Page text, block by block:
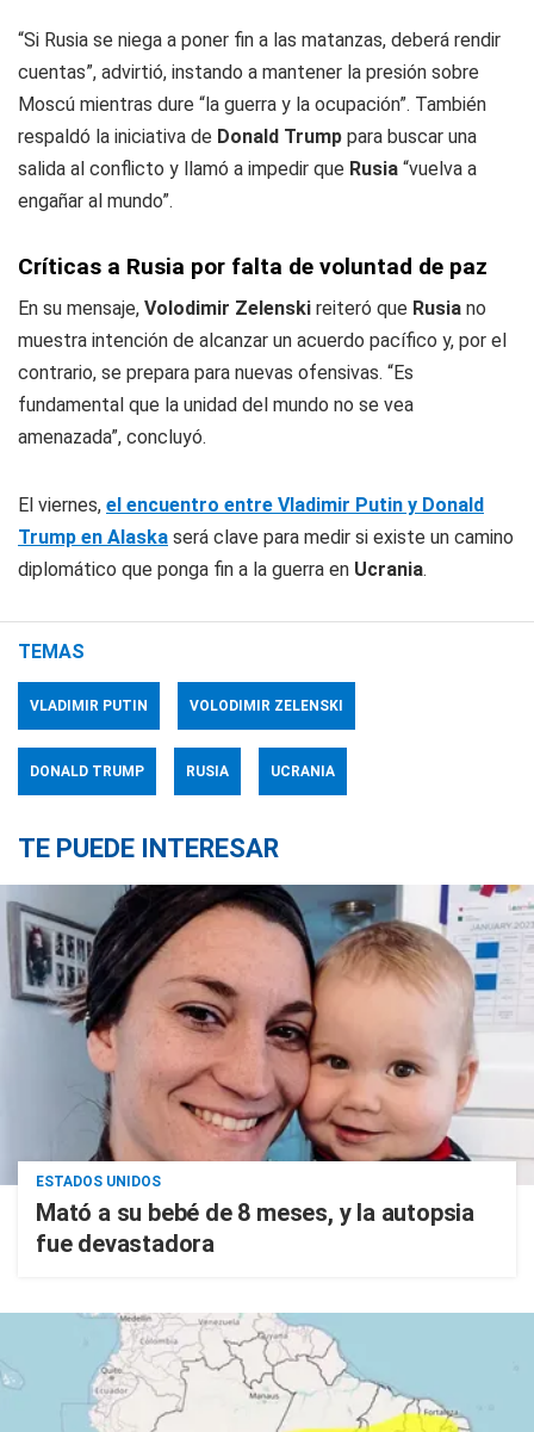
“Si Rusia se niega a poner fin a las matanzas, deberá rendir
cuentas”, advirtió, instando a mantener la presión sobre
Moscú mientras dure “la guerra y la ocupación”. También
respaldó la iniciativa de Donald Trump para buscar una
salida al conflicto y llamó a impedir que Rusia “vuelva a
engañar al mundo”.
Críticas a Rusia por falta de voluntad de paz
En su mensaje, Volodimir Zelenski reiteró que Rusia no
muestra intención de alcanzar un acuerdo pacífico y, por el
contrario, se prepara para nuevas ofensivas. “Es
fundamental que la unidad del mundo no se vea
amenazada”, concluyó.
El viernes, el encuentro entre Vladimir Putin y Donald
Trump en Alaska será clave para medir si existe un camino
diplomático que ponga fin a la guerra en Ucrania.
TEMAS
VLADIMIR PUTIN VOLODIMIR ZELENSKI
DONALD TRUMP RUSIA UCRANIA
TE PUEDE INTERESAR
ESTADOS UNIDOS
Mató a su bebé de 8 meses, y la autopsia
fue devastadora